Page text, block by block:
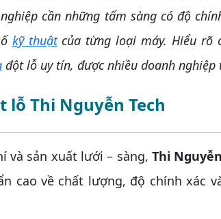
cần những tấm sàng có độ
kỹ thuậtcủa từng loại máy. Hiểu rõ
đột lỗ uy tín, được nhiều doanh nghiệp
Thi Nguyễn Tech
và sản xuất lưới – sàng,Thi
cao về chất lượng, độ chính xác